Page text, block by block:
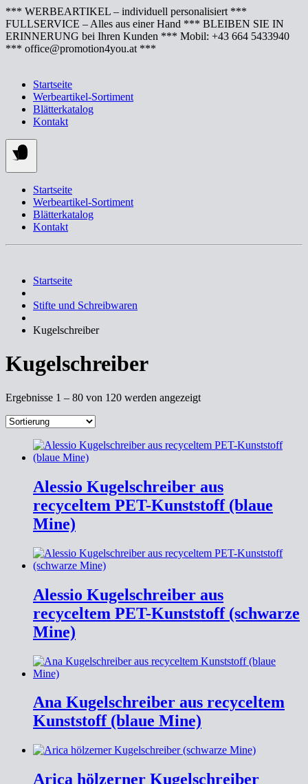
Springe
zum
Inhalt
*** WERBEARTIKEL – individuell personalisiert ***
FULLSERVICE – Alles aus einer Hand *** BLEIBEN SIE IN
ERINNERUNG bei Ihren Kunden *** Mobil: +43 664 5433940
*** office@promotion4you.at ***
Startseite
Werbeartikel-Sortiment
Blätterkatalog
Kontakt
Startseite
Werbeartikel-Sortiment
Blätterkatalog
Kontakt
Startseite
Stifte und Schreibwaren
Kugelschreiber
Kugelschreiber
Ergebnisse 1 – 80 von 120 werden angezeigt
Alessio Kugelschreiber aus
recyceltem PET-Kunststoff (blaue
Mine)
Alessio Kugelschreiber aus
recyceltem PET-Kunststoff (schwarze
Mine)
Ana Kugelschreiber aus recyceltem
Kunststoff (blaue Mine)
Arica hölzerner Kugelschreiber